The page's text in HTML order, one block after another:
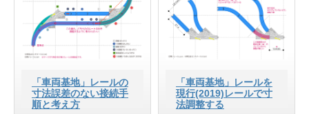
「車両基地」レールの
寸法誤差のない接続手
順と考え方
「車両基地」レールを
現行(2019)レールで寸
法調整する